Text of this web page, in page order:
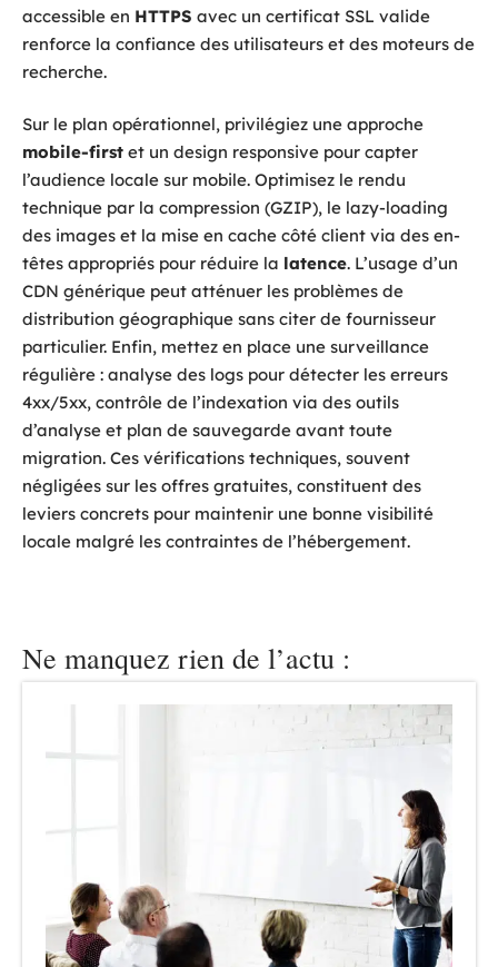
accessible en HTTPS avec un certificat SSL valide
renforce la confiance des utilisateurs et des moteurs de
recherche.
Sur le plan opérationnel, privilégiez une approche
mobile-first et un design responsive pour capter
l’audience locale sur mobile. Optimisez le rendu
technique par la compression (GZIP), le lazy-loading
des images et la mise en cache côté client via des en-
têtes appropriés pour réduire la latence. L’usage d’un
CDN générique peut atténuer les problèmes de
distribution géographique sans citer de fournisseur
particulier. Enfin, mettez en place une surveillance
régulière : analyse des logs pour détecter les erreurs
4xx/5xx, contrôle de l’indexation via des outils
d’analyse et plan de sauvegarde avant toute
migration. Ces vérifications techniques, souvent
négligées sur les offres gratuites, constituent des
leviers concrets pour maintenir une bonne visibilité
locale malgré les contraintes de l’hébergement.
Ne manquez rien de l’actu :